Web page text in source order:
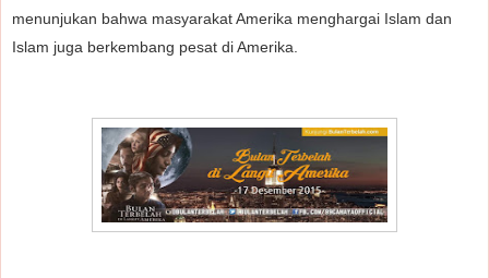
menunjukan bahwa masyarakat Amerika menghargai Islam dan
Islam juga berkembang pesat di Amerika.